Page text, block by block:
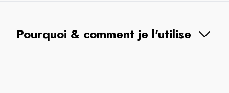
Pourquoi & comment je l'utilise